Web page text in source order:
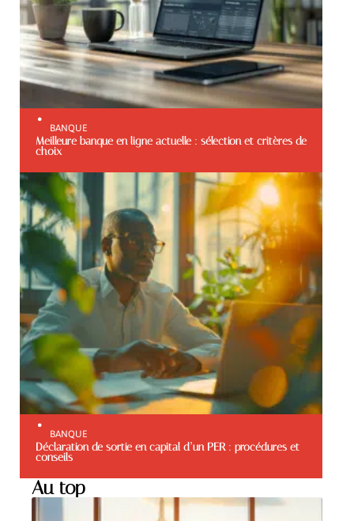
BANQUE
Meilleure banque en ligne actuelle : sélection et critères de
choix
BANQUE
Déclaration de sortie en capital d’un PER : procédures et
conseils
Au top